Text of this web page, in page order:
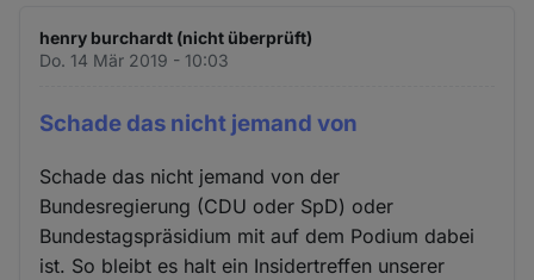
henry burchardt (nicht überprüft)
Do. 14 Mär 2019 - 10:03
Schade das nicht jemand von
Schade das nicht jemand von der
Bundesregierung (CDU oder SpD) oder
Bundestagspräsidium mit auf dem Podium dabei
ist. So bleibt es halt ein Insidertreffen unserer